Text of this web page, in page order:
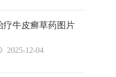
疗牛皮癣草药图片
2025-12-04